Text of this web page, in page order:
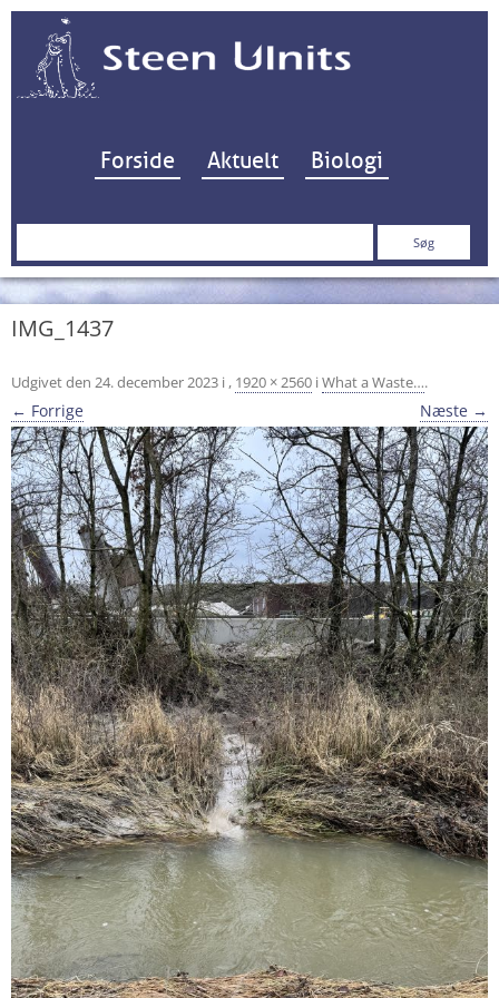
Hop til indhold
Forside Aktuelt Biologi
Søg
IMG_1437
Udgivet den 24. december 2023 i , 1920 × 2560 iWhat a Waste….
← Forrige Næste →